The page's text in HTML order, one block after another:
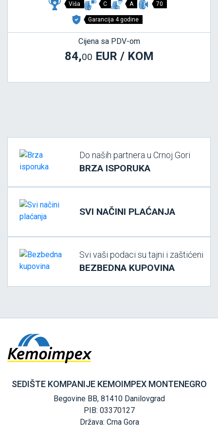
Viša C A 70
Garancija 4 godine
Cijena sa PDV-om
84,00 EUR / KOM
Do naših partnera u Crnoj Gori
BRZA ISPORUKA
SVI NAČINI PLAĆANJA
Svi vaši podaci su tajni i zaštićeni
BEZBEDNA KUPOVINA
SEDIŠTE KOMPANIJE KEMOIMPEX MONTENEGRO
Begovine BB, 81410 Danilovgrad
PIB: 03370127
Država: Crna Gora